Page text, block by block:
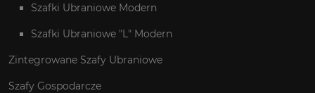
Szafki Ubraniowe Modern
Szafki Ubraniowe "L" Modern
Zintegrowane Szafy Ubraniowe
Szafy Gospodarcze